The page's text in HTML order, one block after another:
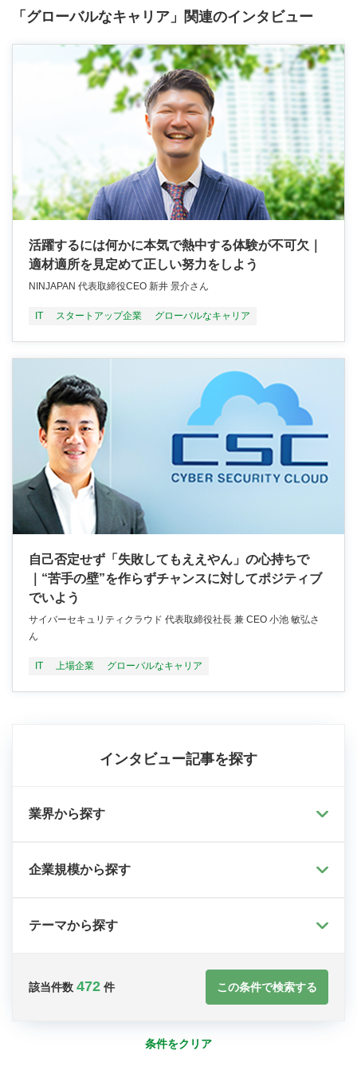
「グローバルなキャリア」関連のインタビュー
活躍するには何かに本気で熱中する体験が不可欠｜
適材適所を見定めて正しい努力をしよう
NINJAPAN 代表取締役CEO 新井 景介さん
IT スタートアップ企業 グローバルなキャリア
自己否定せず「失敗してもええやん」の心持ちで
｜“苦手の壁”を作らずチャンスに対してポジティブ
でいよう
サイバーセキュリティクラウド 代表取締役社長 兼 CEO 小池 敏弘さ
ん
IT 上場企業 グローバルなキャリア
インタビュー記事を探す
業界から探す
企業規模から探す
テーマから探す
該当件数 472 件 この条件で検索する
条件をクリア